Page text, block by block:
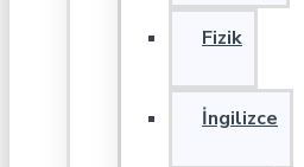
Fizik
İngilizce